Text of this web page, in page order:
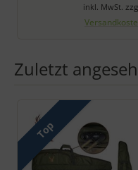
inkl. MwSt.
Zuletzt
Es folgt ein
Top